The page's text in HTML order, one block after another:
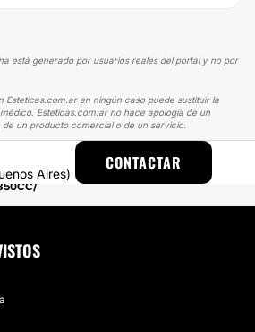
está generado por usuarios reales del portal y no por
Esteticas.com.ar en ningún caso puede sustituir la
Esteticas.com.ar no hace apología de un
un producto comercial o de un servicio.
Aires)
CONTACTAR
MAMAS